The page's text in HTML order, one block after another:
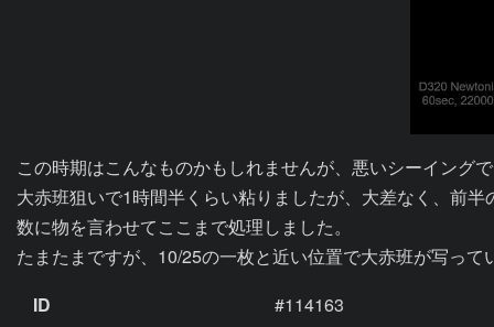
この時期はこんなものかもしれませんが、悪いシーイング
大赤班狙いで1時間半くらい粘りましたが、大差なく、前
数に物を言わせてここまで処理しました。
たまたまですが、10/25の一枚と近い位置で大赤班が写っ
ID
#114163